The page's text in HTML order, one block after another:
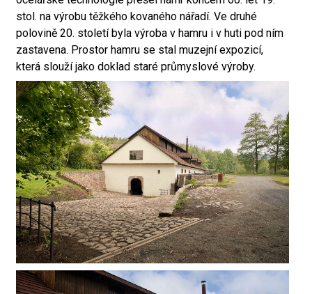
stol. na výrobu těžkého kovaného nářadí. Ve druhé
polovině 20. století byla výroba v hamru i v huti pod ním
zastavena. Prostor hamru se stal muzejní expozicí,
která slouží jako doklad staré průmyslové výroby.